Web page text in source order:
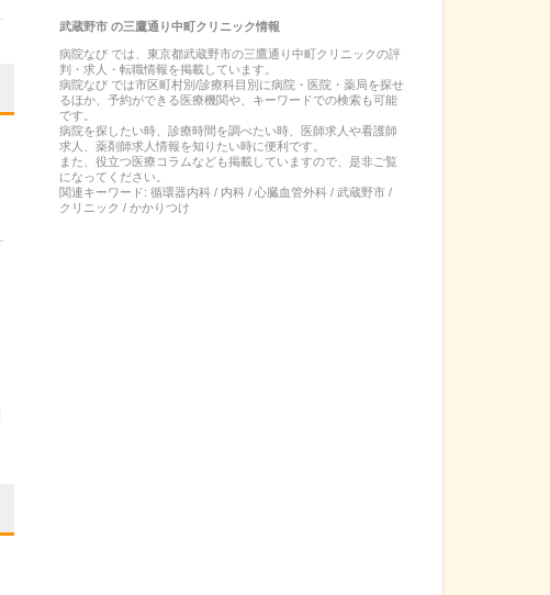
武蔵野市の三鷹通り中町クリニック情報
病院なび では、 東京都武蔵野市の三鷹通り中町クリニックの評
判・求人・転職情報を掲載しています。
病院なび では市区町村別/診療科目別に病院・医院・薬局を探せ
るほか、予約ができる医療機関や、キーワードでの検索も可能
です。
病院を探したい時、診療時間を調べたい時、医師求人や看護師
求人、薬剤師求人情報を知りたい時に便利です。
また、役立つ医療コラムなども掲載していますので、是非ご覧
になってください。
関連キーワード: 循環器内科 / 内科 / 心臓血管外科 / 武蔵野市 /
クリニック / かかりつけ